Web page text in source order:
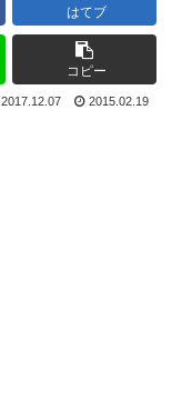
はてブ
コピー
2017.12.07 2015.02.19